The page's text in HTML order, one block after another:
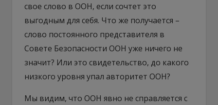
свое слово в ООН, если сочтет это
выгодным для себя. Что же получается –
слово постоянного представителя в
Совете Безопасности ООН уже ничего не
значит? Или это свидетельство, до какого
низкого уровня упал авторитет ООН?
Мы видим, что ООН явно не справляется с